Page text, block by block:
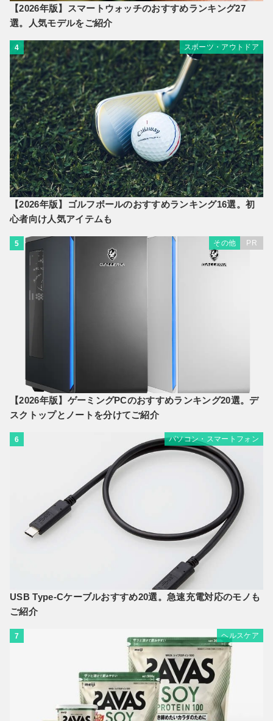
【2026年版】スマートウォッチのおすすめランキング27
選。人気モデルをご紹介
4 スポーツ・アウトドア
【2026年版】ゴルフボールのおすすめランキング16選。初
心者向け人気アイテムも
5 その他 PR
【2026年版】ゲーミングPCのおすすめランキング20選。デ
スクトップとノートを分けてご紹介
6 パソコン・スマートフォン
USB Type-Cケーブルおすすめ20選。急速充電対応のモノも
ご紹介
7 ヘルスケア